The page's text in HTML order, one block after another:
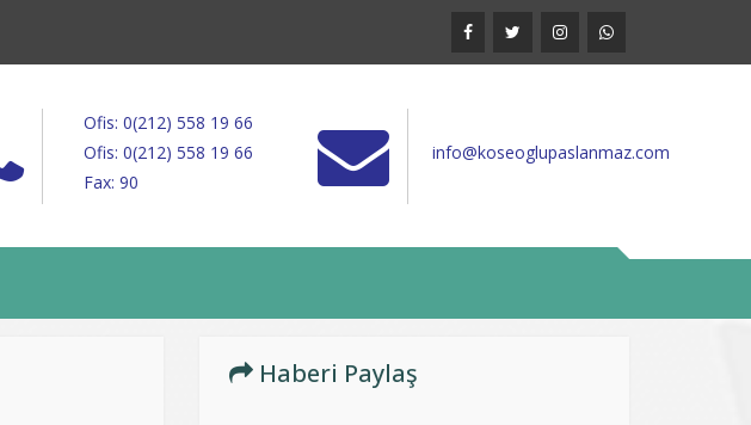
Ofis: 0(212) 558 19 66
Ofis: 0(212) 558 19 66
Fax: 90
info@koseoglupaslanmaz.com
Haberi Paylaş